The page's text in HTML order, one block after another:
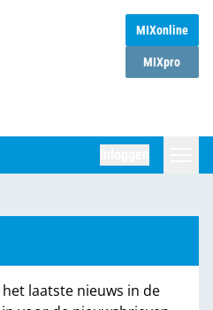
MIXonline
MIXpro
laatste nieuws in de